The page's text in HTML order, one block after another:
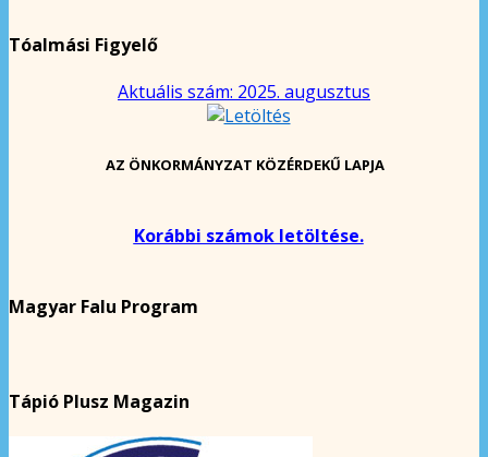
Tóalmási Figyelő
Aktuális szám: 2025. augusztus
AZ ÖNKORMÁNYZAT KÖZÉRDEKŰ LAPJA
Korábbi számok letöltése.
Magyar Falu Program
Tápió Plusz Magazin